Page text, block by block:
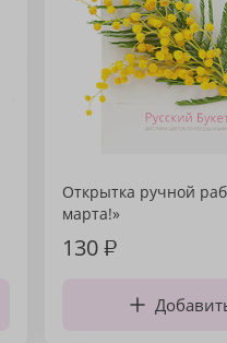
Открытка ручной
марта!»
130₽